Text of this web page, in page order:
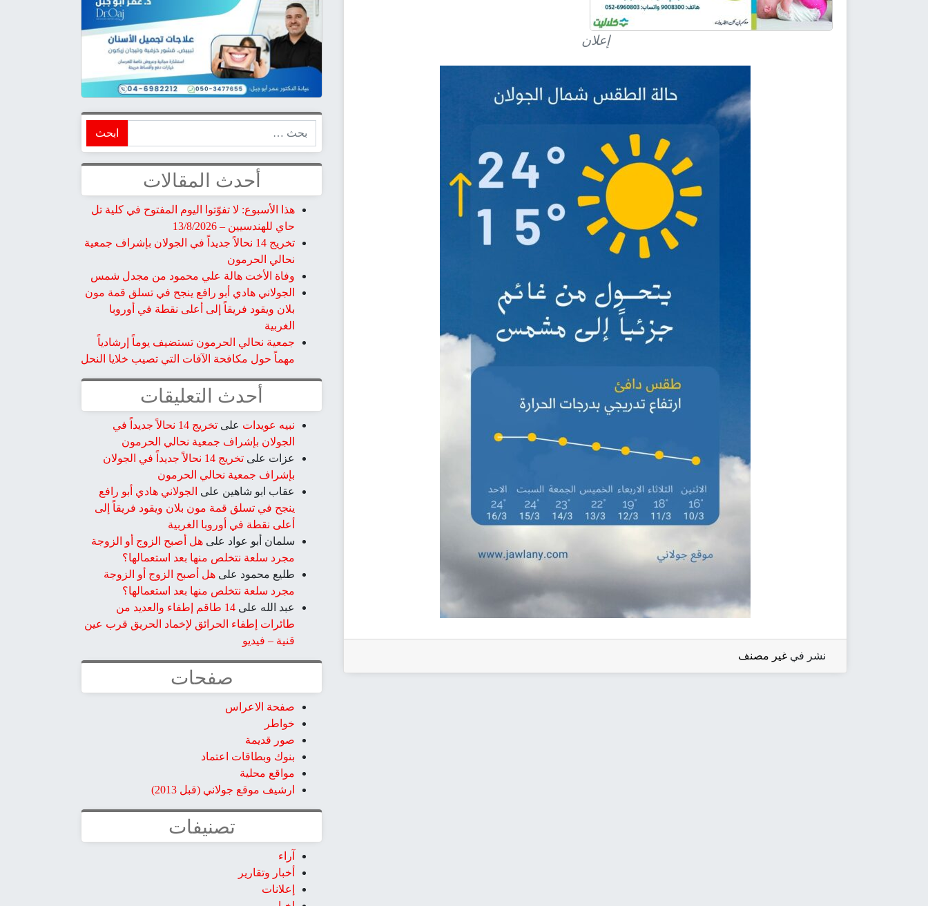
أحدث المقالات
هذا الأسبوع: لا تفوّتوا اليوم المفتوح في كلية تل
حاي للهندسيين – 13/8/2026
تخريج 14 نحالاً جديداً في الجولان بإشراف جمعية
نحالي الحرمون
وفاة الأخت هالة علي محمود من مجدل شمس
الجولاني هادي أبو رافع ينجح في تسلق قمة مون
بلان ويقود فريقاً إلى أعلى نقطة في أوروبا
الغربية
جمعية نحالي الحرمون تستضيف يوماً إرشادياً
مهماً حول مكافحة الآفات التي تصيب خلايا النحل
أحدث التعليقات
نبيه عويدات على
تخريج 14 نحالاً جديداً في
الجولان بإشراف جمعية نحالي الحرمون
عزات على
تخريج 14 نحالاً جديداً في الجولان
بإشراف جمعية نحالي الحرمون
عقاب ابو شاهين على الجولاني هادي أبو رافع
ينجح في تسلق قمة مون بلان ويقود فريقاً إلى
أعلى نقطة في أوروبا الغربية
سلمان أبو عواد على هل أصبح الزوج أو الزوجة
مجرد سلعة نتخلص منها بعد استعمالها؟
طليع محمود على هل أصبح الزوج أو الزوجة
مجرد سلعة نتخلص منها بعد استعمالها؟
عبد الله على
14 طاقم إطفاء والعديد من
طائرات إطفاء الحرائق لإخماد الحريق قرب عين
قنية – فيديو
صفحات
صفحة الاعراس
خواطر
صور قديمة
بنوك وبطاقات اعتماد
مواقع محلية
ارشيف موقع جولاني (قبل 2013)
تصنيفات
آراء
أخبار وتقارير
إعلانات